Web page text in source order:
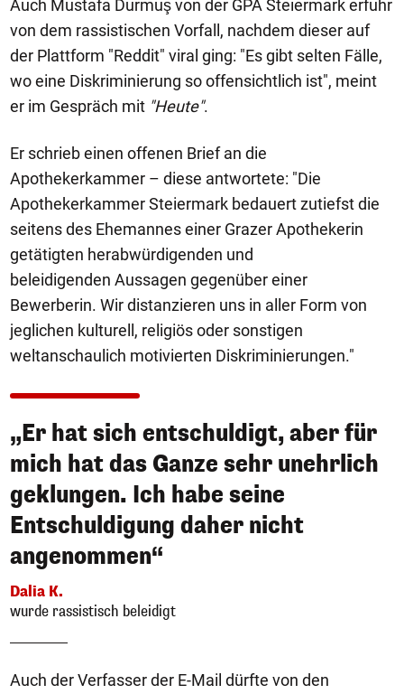
Auch Mustafa Durmuş von der GPA Steiermark erfuhr
von dem rassistischen Vorfall, nachdem dieser auf
der Plattform "Reddit" viral ging: "Es gibt selten Fälle,
wo eine Diskriminierung so offensichtlich ist", meint
er im Gespräch mit "Heute".
Er schrieb einen offenen Brief an die
Apothekerkammer – diese antwortete: "Die
Apothekerkammer Steiermark bedauert zutiefst die
seitens des Ehemannes einer Grazer Apothekerin
getätigten herabwürdigenden und
beleidigenden Aussagen gegenüber einer
Bewerberin. Wir distanzieren uns in aller Form von
jeglichen kulturell, religiös oder sonstigen
weltanschaulich motivierten Diskriminierungen."
„Er hat sich entschuldigt, aber für
mich hat das Ganze sehr unehrlich
geklungen. Ich habe seine
Entschuldigung daher nicht
angenommen“
Dalia K.
wurde rassistisch beleidigt
Auch der Verfasser der E-Mail dürfte von den